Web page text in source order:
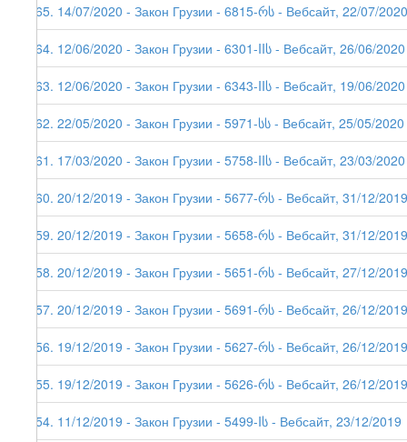
165. 14/07/2020 - Закон Грузии - 6815-რს - Вебсайт, 22/07/2020
164. 12/06/2020 - Закон Грузии - 6301-IIს - Вебсайт, 26/06/2020
163. 12/06/2020 - Закон Грузии - 6343-IIს - Вебсайт, 19/06/2020
162. 22/05/2020 - Закон Грузии - 5971-სს - Вебсайт, 25/05/2020
161. 17/03/2020 - Закон Грузии - 5758-IIს - Вебсайт, 23/03/2020
160. 20/12/2019 - Закон Грузии - 5677-რს - Вебсайт, 31/12/2019
159. 20/12/2019 - Закон Грузии - 5658-რს - Вебсайт, 31/12/2019
158. 20/12/2019 - Закон Грузии - 5651-რს - Вебсайт, 27/12/2019
157. 20/12/2019 - Закон Грузии - 5691-რს - Вебсайт, 26/12/2019
156. 19/12/2019 - Закон Грузии - 5627-რს - Вебсайт, 26/12/2019
155. 19/12/2019 - Закон Грузии - 5626-რს - Вебсайт, 26/12/2019
154. 11/12/2019 - Закон Грузии - 5499-Iს - Вебсайт, 23/12/2019